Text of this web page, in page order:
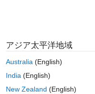
質問済み:
2022 年 4 月 1 日
回答済み:
アジア太平洋地域
Australia(English)
India(English)
New Zealand (English)